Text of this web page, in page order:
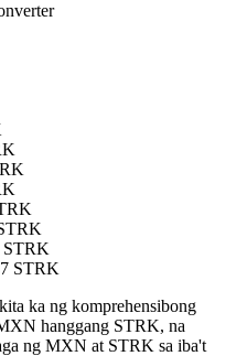
STRK
STRK
ka ng komprehensibong
hanggang STRK, na
ng MXN at STRK sa iba't